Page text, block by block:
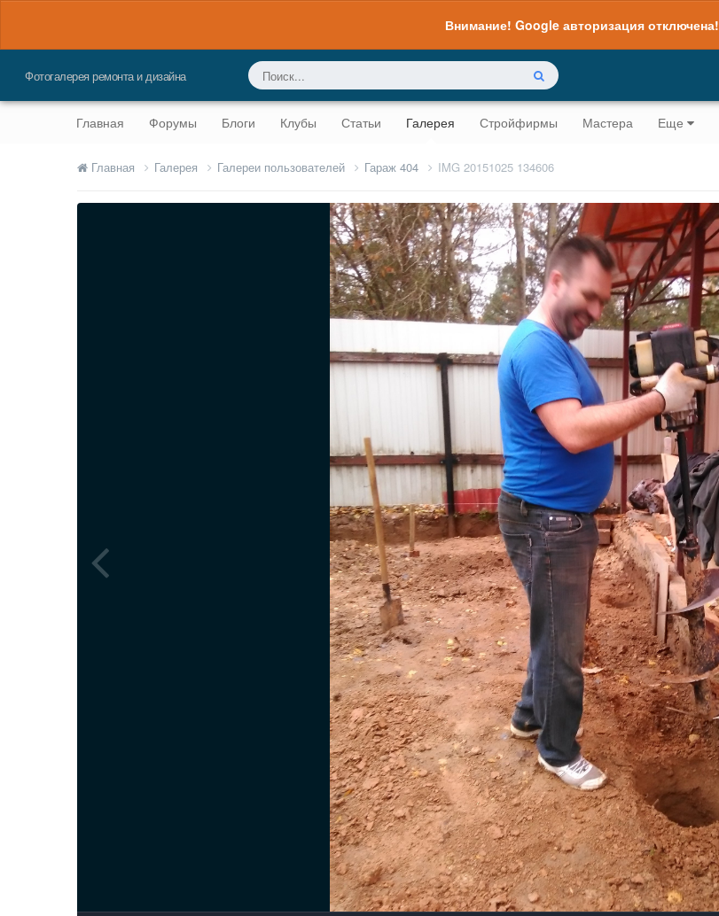
Внимание! Google авторизация отключена!
Фотогалерея ремонта и дизайна
Главная Форумы Блоги Клубы Статьи Галерея Стройфирмы Мастера Еще
Главная Галерея Галереи пользователей Гараж 404 IMG 20151025 134606